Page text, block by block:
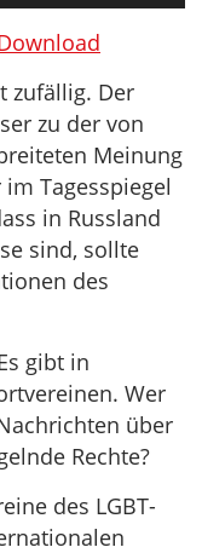
zufällig. Der
zu der von
Meinung
Tagesspiegel
in Russland
sind, sollte
des
gibt in
Wer
über
Rechte?
des LGBT-